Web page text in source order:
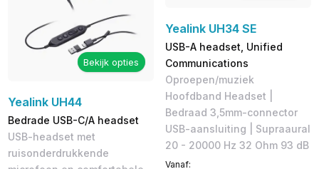
Bekijk opties
Yealink UH44
Bedrade USB-C/A headset
USB-headset met
ruisonderdrukkende
Yealink UH34 SE
USB-A headset, Unified
Communications
Oproepen/muziek
Hoofdband Headset |
Bedraad 3,5mm-connector
USB-aansluiting | Supraaural
20 - 20000 Hz 32 Ohm 93 dB
Vanaf: